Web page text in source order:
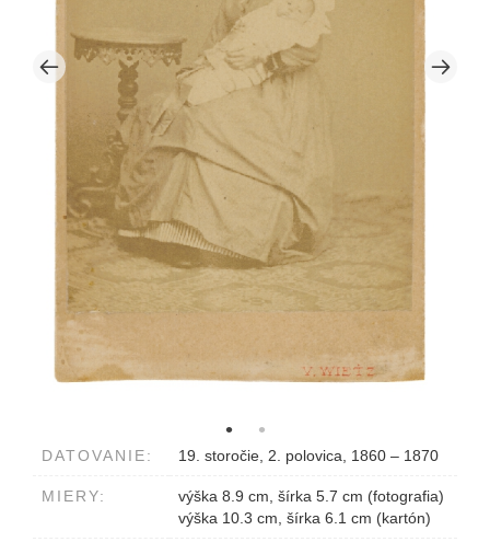
DATOVANIE: 19. storočie, 2. polovica, 1860 – 1870
MIERY:
výška 8.9 cm, šírka 5.7 cm (fotografia)
výška 10.3 cm, šírka 6.1 cm (kartón)